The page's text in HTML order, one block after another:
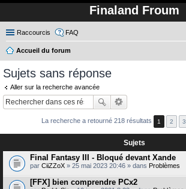
Finaland Froum
Raccourcis FAQ
Accueil du forum
Sujets sans réponse
Aller sur la recherche avancée
La recherche a retourné 218 résultats 1 2 3
Sujets
Final Fantasy III - Bloqué devant Xande
par CiiZZoX » 25 mai 2023 20:46 » dans Problèmes
[FFX] bien comprendre PCx2